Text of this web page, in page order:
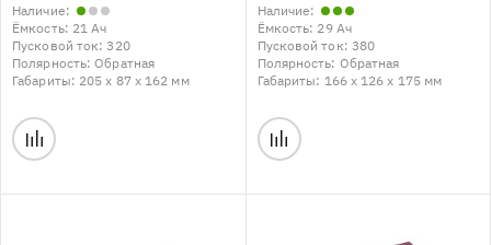
Наличие:
Ёмкость: 21 Ач
Пусковой ток:320
Полярность:Обратная
Габариты: 205 x 87 x 162 мм
Наличие:
Ёмкость: 29 Ач
Пусковой ток: 380
Полярность: Обратная
Габариты: 166 x 126 x 175 мм